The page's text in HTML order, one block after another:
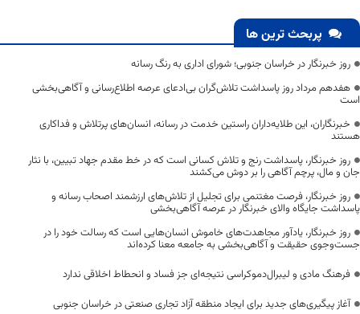
پربحث ترین ها
روز خبرنگار در خراسان جنوبی؛ شورای اداری به رنگ رسانه
هفدهم مرداد روز پاسداشت تلاش‌گران بی‌ادعای عرصه اطلاع‌رسانی و آگاهی‌بخشی
است
خبرنگاران، این طلایه‌داران راستین خدمت در رسانه، انسان‌های پرتلاش و فداکاری
هستند
روز خبرنگار، پاسداشت رنج و تلاش کسانی است که در خط مقدم جهاد تبیین، با نثار
جان و مال، پرچم آگاهی را بر دوش می‌کشند
روز خبرنگار، فرصت مغتنمی برای تجلیل از تلاش‌های ارزشمند اصحاب رسانه و
پاسداشت جایگاه والای خبرنگار در عرصه آگاهی‌بخشی
روز خبرنگار، یادآور مجاهدت‌های خاموش انسان‌هایی است که رسالت خود را در
جست‌وجوی حقیقت و آگاهی‌بخشی به جامعه معنا کرده‌اند
فرهنگ مادی و لیبرال‌دموکراسی نتیجه‌ای جز فساد و انحطاط اخلاقی ندارد
آغاز پیگیری‌های جدید برای ایجاد منطقه آزاد تجاری صنعتی در خراسان جنوبی